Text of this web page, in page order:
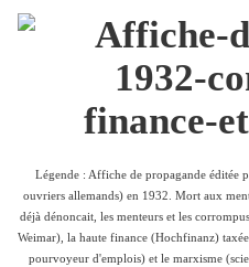
Légende : Affiche de propagande éditée
ouvriers allemands) en 1932. Mort aux
déjà dénoncait, les menteurs et les
Weimar), la haute finance (Hochfinanz)
pourvoyeur d'emplois) et le marxisme